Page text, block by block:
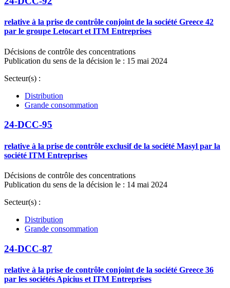
relative à la prise de contrôle conjoint de la société Greece 42
par le groupe Letocart et ITM Entreprises
Décisions de contrôle des concentrations
Publication du sens de la décision le : 15 mai 2024
Secteur(s) :
Distribution
Grande consommation
24-DCC-95
relative à la prise de contrôle exclusif de la société Masyl par la
société ITM Entreprises
Décisions de contrôle des concentrations
Publication du sens de la décision le : 14 mai 2024
Secteur(s) :
Distribution
Grande consommation
24-DCC-87
relative à la prise de contrôle conjoint de la société Greece 36
par les sociétés Apicius et ITM Entreprises